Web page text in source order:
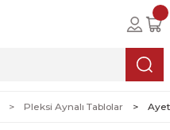
Pleksi Aynalı Tablolar